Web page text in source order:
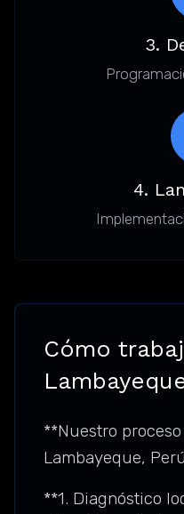
3.
4.
Cómo
**Nuestro
Lambayeque,
**1. Diagnóstico